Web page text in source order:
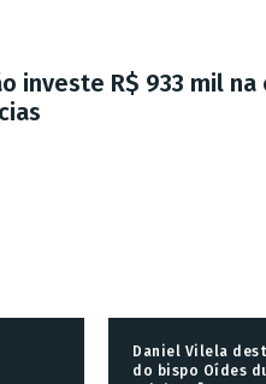
investe R$ 933 mil na
Daniel Vilela
do bispo Oídes